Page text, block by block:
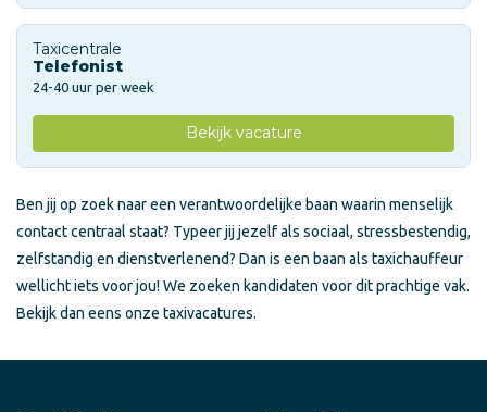
Taxicentrale
Telefonist
24-40 uur per week
Bekijk vacature
Ben jij op zoek naar een verantwoordelijke baan waarin menselijk
contact centraal staat? Typeer jij jezelf als sociaal, stressbestendig,
zelfstandig en dienstverlenend? Dan is een baan als taxichauffeur
wellicht iets voor jou! We zoeken kandidaten voor dit prachtige vak.
Bekijk dan eens onze taxivacatures.